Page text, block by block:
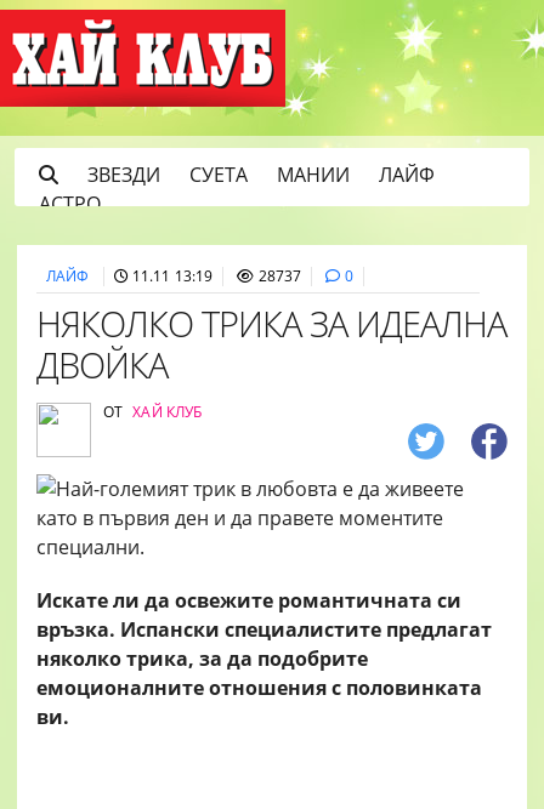
ЗВЕЗДИ СУЕТА МАНИИ
ЛАЙФ
АСТРО
ЛАЙФ 11.11 13:19 28737 0
НЯКОЛКО ТРИКА ЗА ИДЕАЛНА
ДВОЙКА
ОТ ХАЙ КЛУБ
Искате ли да освежите романтичната си
връзка. Испански специалистите предлагат
няколко трика, за да подобрите
емоционалните отношения с половинката
ви.